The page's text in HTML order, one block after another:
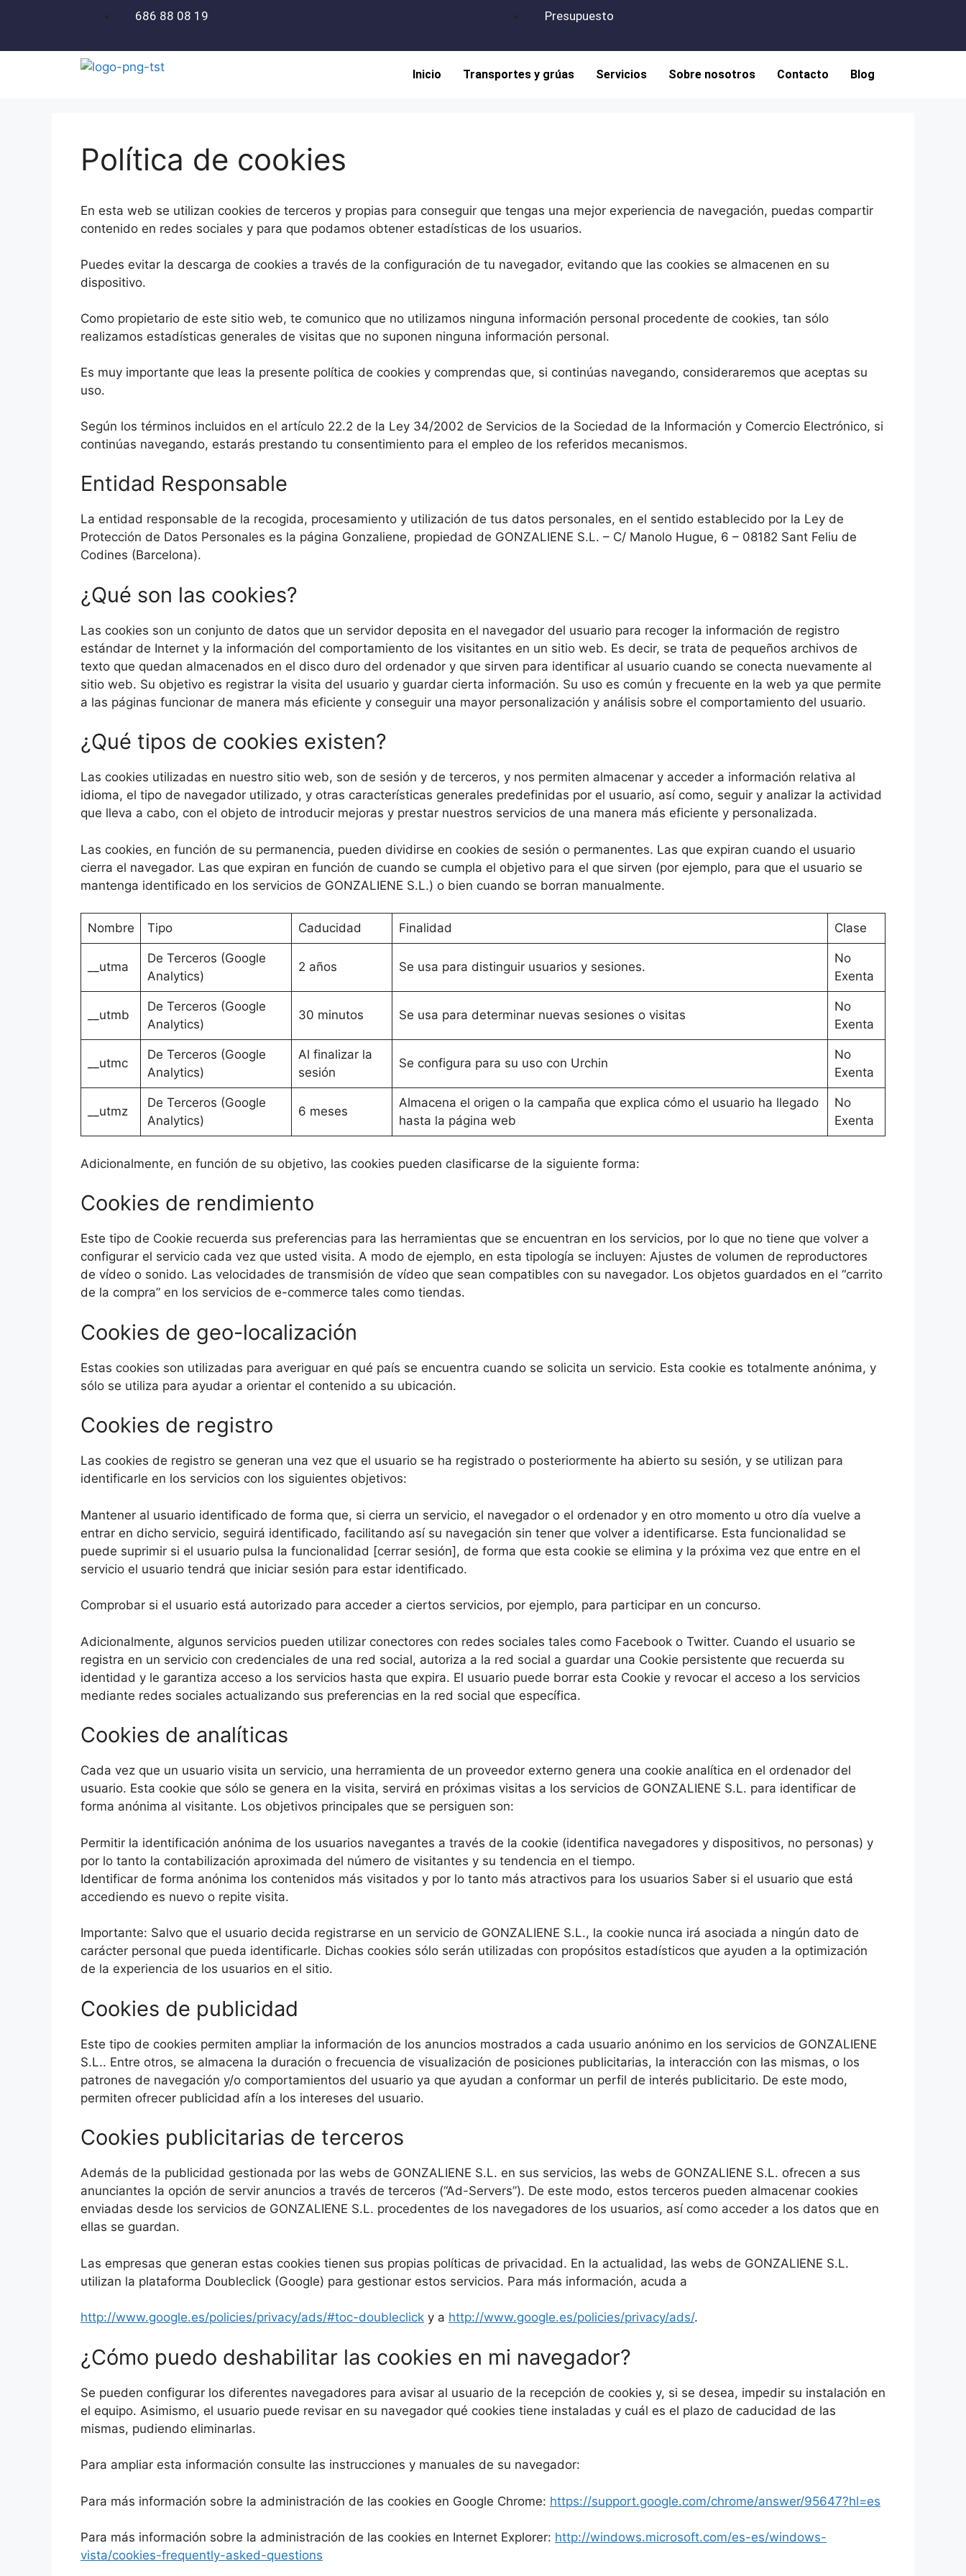
686 88 08 19 Presupuesto
Inicio Transportes y grúas Servicios Sobre nosotros Contacto Blog
Política de cookies
En esta web se utilizan cookies de terceros y propias para conseguir que tengas una mejor experiencia de navegación, puedas compartir
contenido en redes sociales y para que podamos obtener estadísticas de los usuarios.
Puedes evitar la descarga de cookies a través de la configuración de tu navegador, evitando que las cookies se almacenen en su
dispositivo.
Como propietario de este sitio web, te comunico que no utilizamos ninguna información personal procedente de cookies, tan sólo
realizamos estadísticas generales de visitas que no suponen ninguna información personal.
Es muy importante que leas la presente política de cookies y comprendas que, si continúas navegando, consideraremos que aceptas su
uso.
Según los términos incluidos en el artículo 22.2 de la Ley 34/2002 de Servicios de la Sociedad de la Información y Comercio Electrónico, si
continúas navegando, estarás prestando tu consentimiento para el empleo de los referidos mecanismos.
Entidad Responsable
La entidad responsable de la recogida, procesamiento y utilización de tus datos personales, en el sentido establecido por la Ley de
Protección de Datos Personales es la página Gonzaliene, propiedad de GONZALIENE S.L. – C/ Manolo Hugue, 6 – 08182 Sant Feliu de
Codines (Barcelona).
¿Qué son las cookies?
Las cookies son un conjunto de datos que un servidor deposita en el navegador del usuario para recoger la información de registro
estándar de Internet y la información del comportamiento de los visitantes en un sitio web. Es decir, se trata de pequeños archivos de
texto que quedan almacenados en el disco duro del ordenador y que sirven para identificar al usuario cuando se conecta nuevamente al
sitio web. Su objetivo es registrar la visita del usuario y guardar cierta información. Su uso es común y frecuente en la web ya que permite
a las páginas funcionar de manera más eficiente y conseguir una mayor personalización y análisis sobre el comportamiento del usuario.
¿Qué tipos de cookies existen?
Las cookies utilizadas en nuestro sitio web, son de sesión y de terceros, y nos permiten almacenar y acceder a información relativa al
idioma, el tipo de navegador utilizado, y otras características generales predefinidas por el usuario, así como, seguir y analizar la actividad
que lleva a cabo, con el objeto de introducir mejoras y prestar nuestros servicios de una manera más eficiente y personalizada.
Las cookies, en función de su permanencia, pueden dividirse en cookies de sesión o permanentes. Las que expiran cuando el usuario
cierra el navegador. Las que expiran en función de cuando se cumpla el objetivo para el que sirven (por ejemplo, para que el usuario se
mantenga identificado en los servicios de GONZALIENE S.L.) o bien cuando se borran manualmente.
Nombre Tipo Caducidad Finalidad Clase
__utma
De Terceros (Google
Analytics)
2 años Se usa para distinguir usuarios y sesiones.
No
Exenta
__utmb
De Terceros (Google
Analytics)
30 minutos Se usa para determinar nuevas sesiones o visitas
No
Exenta
__utmc
De Terceros (Google
Analytics)
Al finalizar la
sesión
Se configura para su uso con Urchin
No
Exenta
__utmz
De Terceros (Google
Analytics)
6 meses
Almacena el origen o la campaña que explica cómo el usuario ha llegado
hasta la página web
No
Exenta
Adicionalmente, en función de su objetivo, las cookies pueden clasificarse de la siguiente forma:
Cookies de rendimiento
Este tipo de Cookie recuerda sus preferencias para las herramientas que se encuentran en los servicios, por lo que no tiene que volver a
configurar el servicio cada vez que usted visita. A modo de ejemplo, en esta tipología se incluyen: Ajustes de volumen de reproductores
de vídeo o sonido. Las velocidades de transmisión de vídeo que sean compatibles con su navegador. Los objetos guardados en el “carrito
de la compra” en los servicios de e-commerce tales como tiendas.
Cookies de geo-localización
Estas cookies son utilizadas para averiguar en qué país se encuentra cuando se solicita un servicio. Esta cookie es totalmente anónima, y
sólo se utiliza para ayudar a orientar el contenido a su ubicación.
Cookies de registro
Las cookies de registro se generan una vez que el usuario se ha registrado o posteriormente ha abierto su sesión, y se utilizan para
identificarle en los servicios con los siguientes objetivos:
Mantener al usuario identificado de forma que, si cierra un servicio, el navegador o el ordenador y en otro momento u otro día vuelve a
entrar en dicho servicio, seguirá identificado, facilitando así su navegación sin tener que volver a identificarse. Esta funcionalidad se
puede suprimir si el usuario pulsa la funcionalidad [cerrar sesión], de forma que esta cookie se elimina y la próxima vez que entre en el
servicio el usuario tendrá que iniciar sesión para estar identificado.
Comprobar si el usuario está autorizado para acceder a ciertos servicios, por ejemplo, para participar en un concurso.
Adicionalmente, algunos servicios pueden utilizar conectores con redes sociales tales como Facebook o Twitter. Cuando el usuario se
registra en un servicio con credenciales de una red social, autoriza a la red social a guardar una Cookie persistente que recuerda su
identidad y le garantiza acceso a los servicios hasta que expira. El usuario puede borrar esta Cookie y revocar el acceso a los servicios
mediante redes sociales actualizando sus preferencias en la red social que específica.
Cookies de analíticas
Cada vez que un usuario visita un servicio, una herramienta de un proveedor externo genera una cookie analítica en el ordenador del
usuario. Esta cookie que sólo se genera en la visita, servirá en próximas visitas a los servicios de GONZALIENE S.L. para identificar de
forma anónima al visitante. Los objetivos principales que se persiguen son:
Permitir la identificación anónima de los usuarios navegantes a través de la cookie (identifica navegadores y dispositivos, no personas) y
por lo tanto la contabilización aproximada del número de visitantes y su tendencia en el tiempo.
Identificar de forma anónima los contenidos más visitados y por lo tanto más atractivos para los usuarios Saber si el usuario que está
accediendo es nuevo o repite visita.
Importante: Salvo que el usuario decida registrarse en un servicio de GONZALIENE S.L., la cookie nunca irá asociada a ningún dato de
carácter personal que pueda identificarle. Dichas cookies sólo serán utilizadas con propósitos estadísticos que ayuden a la optimización
de la experiencia de los usuarios en el sitio.
Cookies de publicidad
Este tipo de cookies permiten ampliar la información de los anuncios mostrados a cada usuario anónimo en los servicios de GONZALIENE
S.L.. Entre otros, se almacena la duración o frecuencia de visualización de posiciones publicitarias, la interacción con las mismas, o los
patrones de navegación y/o comportamientos del usuario ya que ayudan a conformar un perfil de interés publicitario. De este modo,
permiten ofrecer publicidad afín a los intereses del usuario.
Cookies publicitarias de terceros
Además de la publicidad gestionada por las webs de GONZALIENE S.L. en sus servicios, las webs de GONZALIENE S.L. ofrecen a sus
anunciantes la opción de servir anuncios a través de terceros (“Ad-Servers”). De este modo, estos terceros pueden almacenar cookies
enviadas desde los servicios de GONZALIENE S.L. procedentes de los navegadores de los usuarios, así como acceder a los datos que en
ellas se guardan.
Las empresas que generan estas cookies tienen sus propias políticas de privacidad. En la actualidad, las webs de GONZALIENE S.L.
utilizan la plataforma Doubleclick (Google) para gestionar estos servicios. Para más información, acuda a
http://www.google.es/policies/privacy/ads/#toc-doubleclick y a http://www.google.es/policies/privacy/ads/.
¿Cómo puedo deshabilitar las cookies en mi navegador?
Se pueden configurar los diferentes navegadores para avisar al usuario de la recepción de cookies y, si se desea, impedir su instalación en
el equipo. Asimismo, el usuario puede revisar en su navegador qué cookies tiene instaladas y cuál es el plazo de caducidad de las
mismas, pudiendo eliminarlas.
Para ampliar esta información consulte las instrucciones y manuales de su navegador:
Para más información sobre la administración de las cookies en Google Chrome: https://support.google.com/chrome/answer/95647?hl=es
Para más información sobre la administración de las cookies en Internet Explorer: http://windows.microsoft.com/es-es/windows-
vista/cookies-frequently-asked-questions